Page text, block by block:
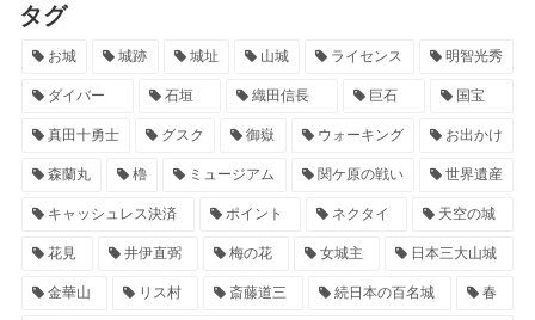
タグ
お城 城跡 城址 山城 ライセンス 明智光秀
ダイバー 石垣 織田信長 巨石 国宝
真田十勇士 グスク 御嶽 ウォーキング お出かけ
森蘭丸 櫓 ミュージアム 関ケ原の戦い 世界遺産
キャッシュレス決済 ポイント ネクタイ 天空の城
花見 井伊直弼 梅の花 女城主 日本三大山城
金華山 リス村 斎藤道三 続日本の百名城 春